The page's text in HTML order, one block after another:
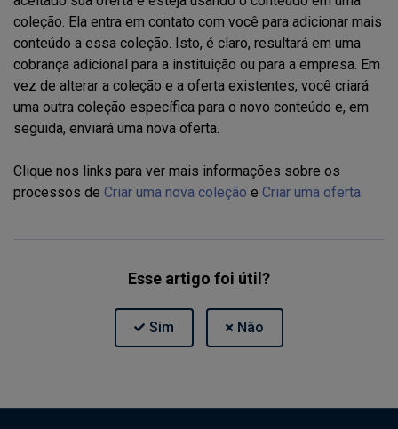
coleção. Ela entra em contato com você para adicionar mais
conteúdo a essa coleção. Isto, é claro, resultará em uma
cobrança adicional para a instituição ou para a empresa. Em
vez de alterar a coleção e a oferta existentes, você criará
uma outra coleção específica para o novo conteúdo e, em
seguida, enviará uma nova oferta.
Clique nos links para ver mais informações sobre os
processos de Criar uma nova coleção e Criar uma oferta
Esse artigo foi útil?